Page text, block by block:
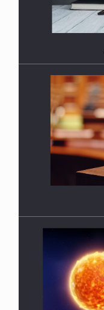
وغير